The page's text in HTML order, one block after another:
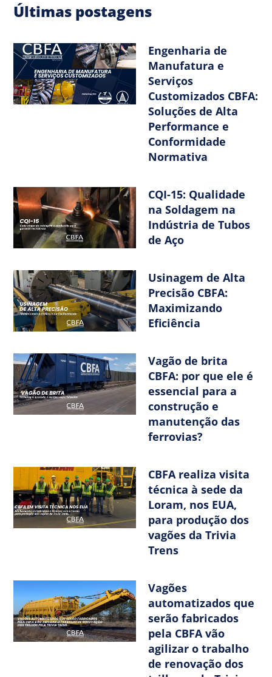
Últimas postagens
Engenharia de
Manufatura e
Serviços
Customizados CBFA:
Soluções de Alta
Performance e
Conformidade
Normativa
CQI-15: Qualidade
na Soldagem na
Indústria de Tubos
de Aço
Usinagem de Alta
Precisão CBFA:
Maximizando
Eficiência
Vagão de brita
CBFA: por que ele é
essencial para a
construção e
manutenção das
ferrovias?
CBFA realiza visita
técnica à sede da
Loram, nos EUA,
para produção dos
vagões da Trivia
Trens
Vagões
automatizados que
serão fabricados
pela CBFA vão
agilizar o trabalho
de renovação dos